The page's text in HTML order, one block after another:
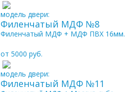
модель двери:
Филенчатый МДФ №8
Филенчатый МДФ + МДФ ПВХ 16мм.
от 5000 руб.
модель двери:
Филенчатый МДФ №11